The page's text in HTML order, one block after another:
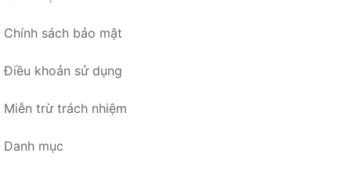
Chính sách bảo mật
Điều khoản sử dụng
Miễn trừ trách nhiệm
Danh mục